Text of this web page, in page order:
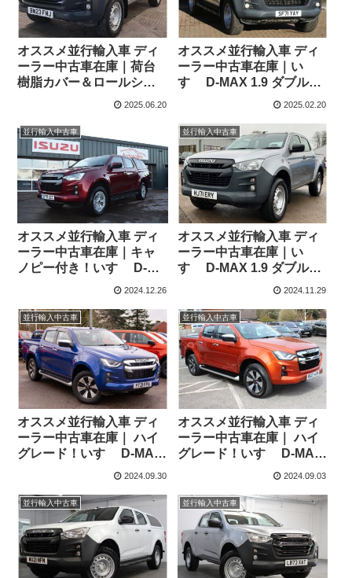
オススメ並行輸入車 ディ
ーラー中古車在庫｜荷台
樹脂カバー＆ロールシャ
ッター付き！いすゞ D-
Utility DIFF LOCK付 4WD
6MT 右ハンドル
2025.06.20
オススメ並行輸入車 ディ
ーラー中古車在庫｜い
すゞ D-MAX 1.9 ダブルキ
ャブ Utility 4WD 6MT 右ハ
2025.02.20
並行輸入中古車
オススメ並行輸入車 ディ
ーラー中古車在庫｜キャ
ノピー付き！いすゞ D-
MAX 1.9 ダブルキャブ
ル
2024.12.26
並行輸入中古車
オススメ並行輸入車 ディ
ーラー中古車在庫｜い
すゞ D-MAX 1.9 ダブルキ
ャブ Utility 4WD 6MT 右ハ
2024.11.29
並行輸入中古車
オススメ並行輸入車 ディ
ーラー中古車在庫｜ ハイ
グレード！いすゞ D-MAX
1.9 ダブルキャブ DL40
2024.09.30
並行輸入中古車
オススメ並行輸入車 ディ
ーラー中古車在庫｜ ハイ
グレード！いすゞ D-MAX
1.9 ダブルキャブ DL40
2024.09.03
並行輸入中古車 並行輸入中古車